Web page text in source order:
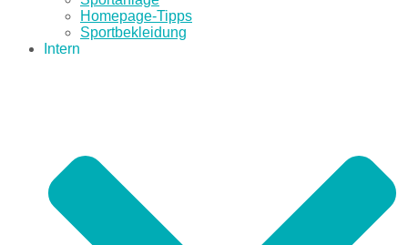
Homepage-Tipps
Sportbekleidung
Intern